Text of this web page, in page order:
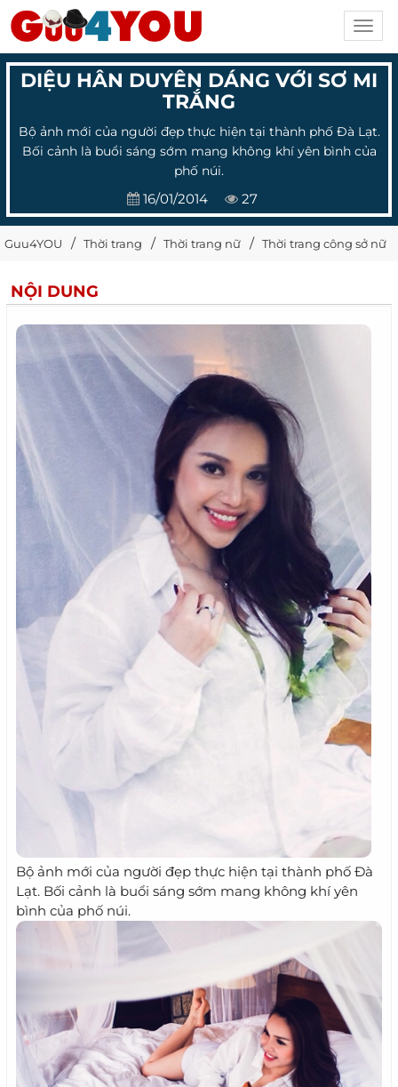
DIỆU HÂN DUYÊN DÁNG VỚI SƠ MI
TRẮNG
Bộ ảnh mới của người đẹp thực hiện tại thành phố Đà Lạt.
Bối cảnh là buổi sáng sớm mang không khí yên bình của
phố núi.
16/01/2014 27
Guu4YOU Thời trang Thời trang nữ Thời trang công sở nữ
NỘI DUNG
Bộ ảnh mới của người đẹp thực hiện tại thành phố Đà
Lạt. Bối cảnh là buổi sáng sớm mang không khí yên
bình của phố núi.